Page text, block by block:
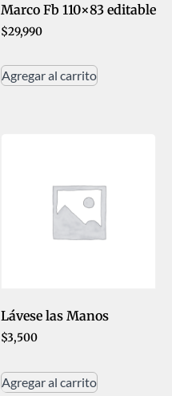
Marco Fb 110×83 editable
$29,990
Agregar al carrito
Lávese las Manos
$3,500
Agregar al carrito